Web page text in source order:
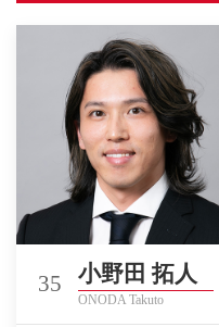
35 小野田 拓人
ONODA Takuto